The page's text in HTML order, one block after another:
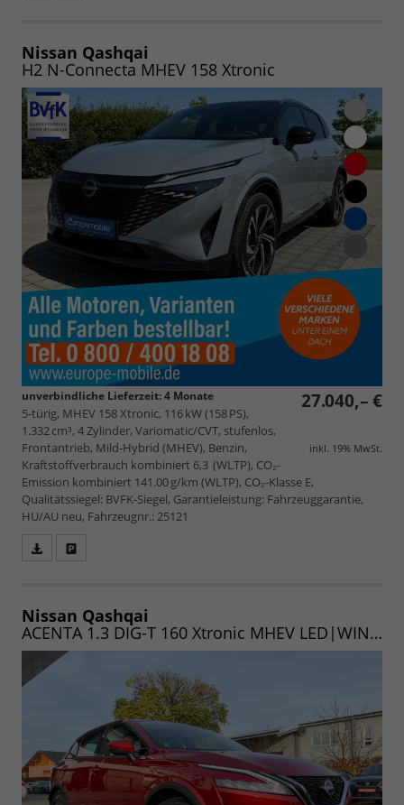
speichern/drucken
Nissan Qashqai
H2 N-Connecta MHEV 158 Xtronic
27.040,– €
inkl. 19% MwSt.
unverbindliche Lieferzeit:4 Monate
5-türig, MHEV 158 Xtronic, 116 kW (158 PS),
1.332 cm³, 4 Zylinder, Variomatic/CVT, stufenlos,
Frontantrieb, Mild-Hybrid (MHEV), Benzin,
Kraftstoffverbrauch kombiniert 6,3 (WLTP), CO₂-
Emission kombiniert 141.00 g/km (WLTP), CO₂-Klasse E,
Qualitätssiegel: BVFK-Siegel, Garantieleistung: Fahrzeuggarantie,
HU/AU neu, Fahrzeugnr.: 25121
speichern/drucken
Nissan Qashqai
ACENTA 1.3 DIG-T 160 Xtronic MHEV LED|WINTER|CARPLAY|PDC|CAM|UVM. (Vorlauf 06.09.2026)